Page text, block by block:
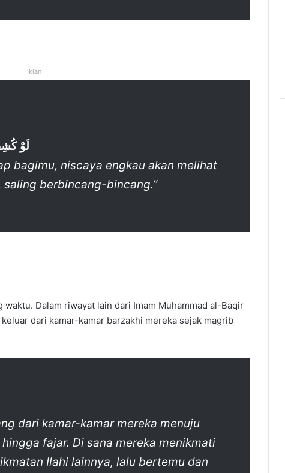
iklan
لَوْ
bagimu, niscaya engkau akan melihat
berbincang-bincang.”
Dalam riwayat lain dari Imam Muhammad al-Baqir
dari kamar-kamar barzakhi mereka sejak magrib
dari kamar-kamar mereka menuju
fajar. Di sana mereka menikmati
Ilahi lainnya, lalu bertemu dan